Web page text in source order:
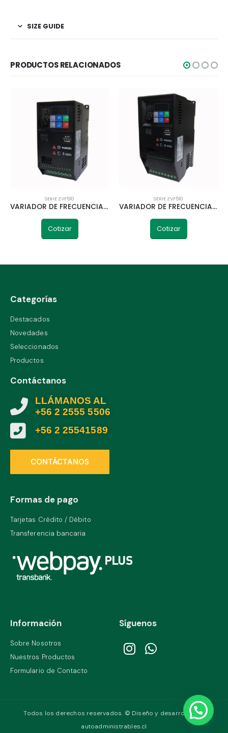
SIZE GUIDE
PRODUCTOS RELACIONADOS
SERIE ZVF510
VARIADOR DE FRECUENCIA CHZIRI ZVF510-A3R0S2SD 3 KW MONOFÁSICO
Cotizar
SERIE ZVF510
VARIADOR DE FRECUENCIA CHZIRI ZVF510-A4R0T4SD 4 KW TRIFÁSICO
Cotizar
Categorías
Destacados
Novedades
Seleccionados
Productos
Contáctanos
LLÁMANOS AL
+56 2 2555 5506
+56 2 25541589
CONTÁCTANOS
Formas de pago
Tarjetas Crédito / Débito
Transferencia bancaria
Información
Sobre Nosotros
Nuestros Productos
Formulario de Contacto
Síguenos
Todos los derechos reservados. © Diseño y desarrollo por
autoadministrables.cl